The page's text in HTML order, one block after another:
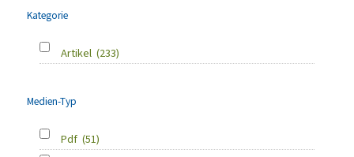
Kategorie
Artikel (233)
Medien-Typ
Pdf (51)